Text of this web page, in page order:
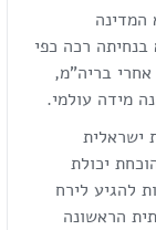
המדינה
רכה כפי
אחרי בריה"מ,
מידה עולמי.
ישראלית
יכולת
להגיע לירח
הראשונה